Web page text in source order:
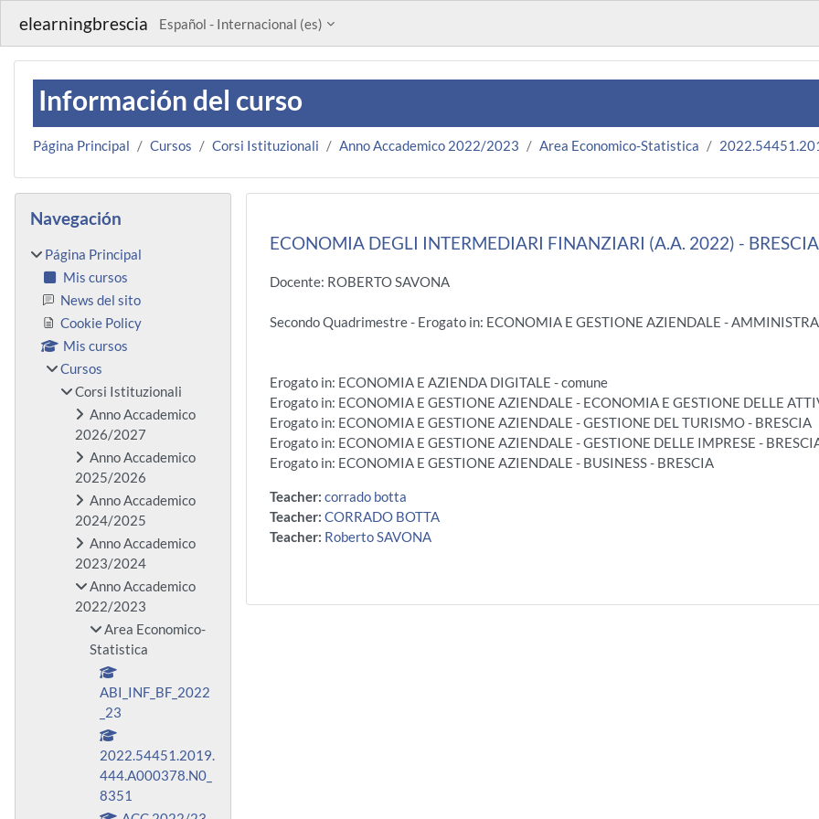
elearningbrescia Español - Internacional ‎(es)‎
Información del curso
Página Principal Cursos Corsi Istituzionali Anno Accademico 2022/2023 Area Economico-Statistica
ECONOMIA DEGLI INTERMEDIARI FINANZIARI (A.A. 2022) - BRESCIA
Docente: ROBERTO SAVONA
Secondo Quadrimestre - Erogato in: ECONOMIA E GESTIONE AZIENDALE -
Erogato in: ECONOMIA E AZIENDA DIGITALE - comune
Erogato in: ECONOMIA E GESTIONE AZIENDALE - ECONOMIA E GESTIONE DELLE
Erogato in: ECONOMIA E GESTIONE AZIENDALE - GESTIONE DEL TURISMO - BRESCIA
Erogato in: ECONOMIA E GESTIONE AZIENDALE - GESTIONE DELLE IMPRESE -
Erogato in: ECONOMIA E GESTIONE AZIENDALE - BUSINESS - BRESCIA
Teacher: corrado botta
Teacher: CORRADO BOTTA
Teacher: Roberto SAVONA
Bloques
Navegación
Página Principal
Mis cursos
News del sito
Cookie Policy
Mis cursos
Cursos
Corsi Istituzionali
Anno Accademico
2026/2027
Anno Accademico
2025/2026
Anno Accademico
2024/2025
Anno Accademico
2023/2024
Anno Accademico
2022/2023
Area Economico-
Statistica
ABI_INF_BF_2022
_23
2022.54451.2019.
444.A000378.N0_
8351